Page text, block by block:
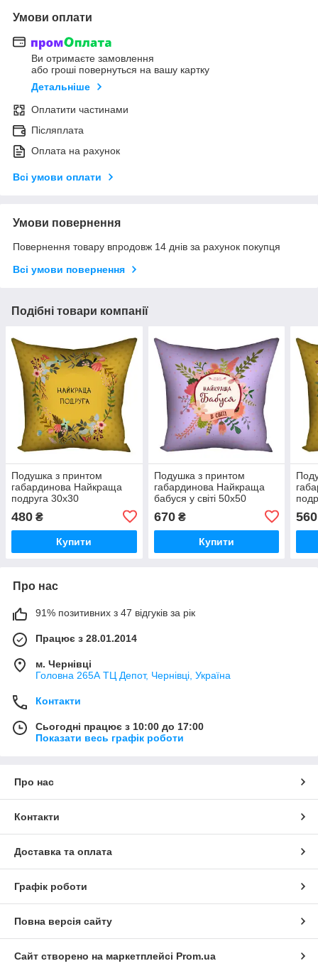
Умови оплати
Ви отримаєте замовлення
або гроші повернуться на вашу картку
Детальніше
Оплатити частинами
Післяплата
Оплата на рахунок
Всі умови оплати
Умови повернення
Повернення товару впродовж 14 днів за рахунок покупця
Всі умови повернення
Подібні товари компанії
Подушка з принтом
габардинова Найкраща
подруга 30x30
480 ₴
Купити
Подушка з принтом
габардинова Найкраща
бабуся у світі 50x50
670₴
Купити
560
Про нас
91% позитивних з 47 відгуків за рік
Працює з 28.01.2014
м. Чернівці
Головна 265А ТЦ Депот, Чернівці, Україна
Контакти
Сьогодні працює з 10:00 до 17:00
Показати весь графік роботи
Про нас
Контакти
Доставка та оплата
Графік роботи
Повна версія сайту
Сайт створено на маркетплейсі Prom.ua